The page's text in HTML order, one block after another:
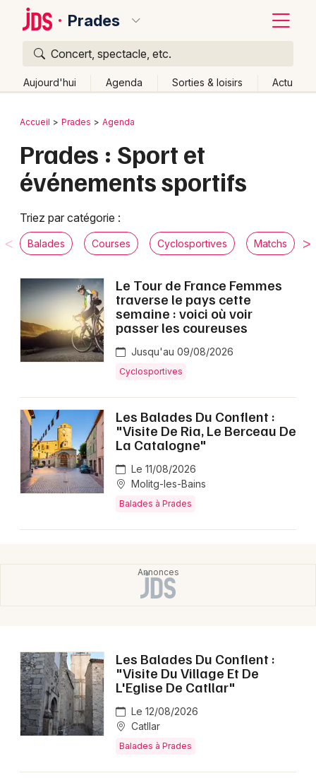
Prades
Concert, spectacle, etc.
Aujourd'hui Agenda Sorties & loisirs Actu
Publier un événement
Grands événements
Activité & Expérience
Manifestations
Foires & salons
Spectacles
Sports
Soirées
Sorties famille
Sports dans les Pyrénées-Orientales
Sports en Occitanie
Newsletter des sorties
Artistes en tournée
Bordeaux
Colmar
Lyon
Mulhouse
Montpellier
Nantes
Paris
Strasbourg
Toulouse
Toutes les villes
Retour
Accueil Prades Agenda
Prades : Sport et
événements sportifs
Triez par catégorie :
Balades Courses Cyclosportives Matchs
Le Tour de France Femmes
traverse le pays cette
semaine : voici où voir
passer les coureuses
Jusqu'au 09/08/2026
Cyclosportives
Les Balades Du Conflent :
"Visite De Ria, Le Berceau De
La Catalogne"
Le 11/08/2026
Molitg-les-Bains
Balades à Prades
Les Balades Du Conflent :
"Visite Du Village Et De
L'Eglise De Catllar"
Le 12/08/2026
Catllar
Balades à Prades
Quoi ?
Où ?
Languedoc-Roussillon
Partout
Près de moi
Changer de lieu
Aujourd'hui
Demain